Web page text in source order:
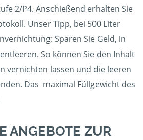
2/P4. Anschießend erhalten Sie
Unser Tipp, bei 500 Liter
Sparen Sie Geld, in
So können Sie den Inhalt
vernichten lassen und die leeren
Das maximal Füllgewicht des
ANGEBOTE ZUR